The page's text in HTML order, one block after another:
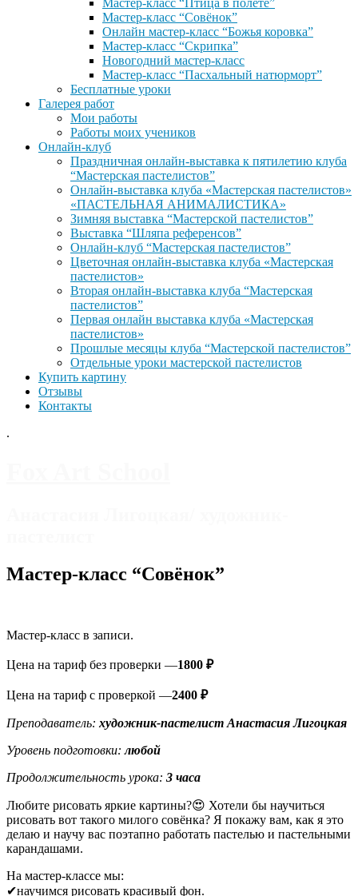
Мастер-класс “Птица в полёте”
Мастер-класс “Совёнок”
Онлайн мастер-класс “Божья коровка”
Мастер-класс “Скрипка”
Новогодний мастер-класс
Мастер-класс “Пасхальный натюрморт”
Бесплатные уроки
Галерея работ
Мои работы
Работы моих учеников
Онлайн-клуб
Праздничная онлайн-выставка к пятилетию клуба
“Мастерская пастелистов”
Онлайн-выставка клуба «Мастерская пастелистов»
«ПАСТЕЛЬНАЯ АНИМАЛИСТИКА»
Зимняя выставка “Мастерской пастелистов”
Выставка “Шляпа референсов”
Онлайн-клуб “Мастерская пастелистов”
Цветочная онлайн-выставка клуба «Мастерская
пастелистов»
Вторая онлайн-выставка клуба “Мастерская
пастелистов”
Первая онлайн выставка клуба «Мастерская
пастелистов»
Прошлые месяцы клуба “Мастерской пастелистов”
Отдельные уроки мастерской пастелистов
Купить картину
Отзывы
Контакты
.
Мастер-класс “Совёнок”
Мастер-класс в записи.
Цена на тариф без проверки —1800 ₽
Цена на тариф с проверкой —2400 ₽
Преподаватель: художник-пастелист АнастасияЛигоцкая
Уровень подготовки:любой
Продолжительность урока: 3 часа
Любите рисовать яркие картины?😍 Хотели бы научиться
рисовать вот такого милого совёнка? Я покажу вам, как я это
делаю и научу вас поэтапно работать пастелью и пастельными
карандашами.
На мастер-классе мы:
✔научимся рисовать красивый фон.